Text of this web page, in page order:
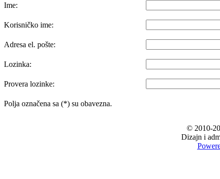
Ime:
Korisničko ime:
Adresa el. pošte:
Lozinka:
Provera lozinke:
Polja označena sa (*) su obavezna.
© 2010-
Dizajn i